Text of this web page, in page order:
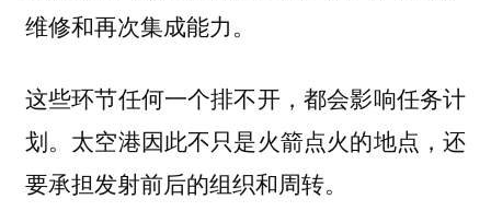
维修和再次集成能力。
这些环节任何一个排不开，都会影响任务计
划。太空港因此不只是火箭点火的地点，还
要承担发射前后的组织和周转。